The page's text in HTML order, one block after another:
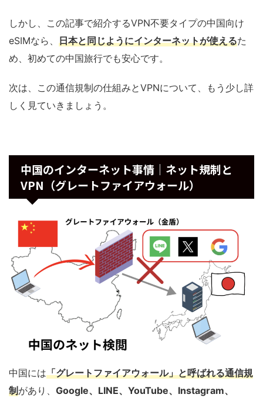
しかし、この記事で紹介するVPN不要タイプの中国向け
eSIMなら、 日本と同じようにインターネットが使えるた
め、初めての中国旅行でも安心です。
次は、この通信規制の仕組みとVPNについて、もう少し詳
しく見ていきましょう。
中国のインターネット事情｜ネット規制と
VPN（グレートファイアウォール）
中国には「グレートファイアウォール」と呼ばれる通信規
制があり、 Google、LINE、YouTube、Instagram、